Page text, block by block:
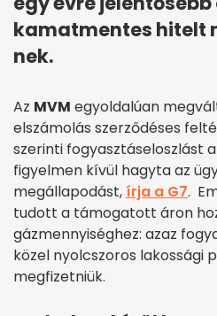
kamatmentes hitelt
nek.
Az MVM egyoldalúan
elszámolás szerződéses
szerinti fogyasztáseloszlást
figyelmen kívül hagyta az
megállapodást, írja a G7.
tudott a támogatott áron
gázmennyiséghez: azaz
közel nyolcszoros lakossági
megfizetniük.